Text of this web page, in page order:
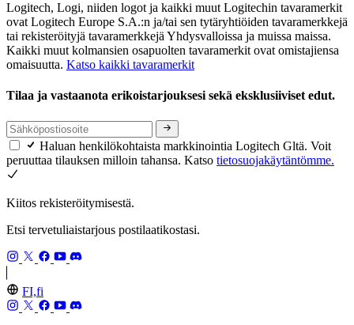
Logitech, Logi, niiden logot ja kaikki muut Logitechin tavaramerkit
ovat Logitech Europe S.A.:n ja/tai sen tytäryhtiöiden tavaramerkkejä
tai rekisteröityjä tavaramerkkejä Yhdysvalloissa ja muissa maissa.
Kaikki muut kolmansien osapuolten tavaramerkit ovat omistajiensa
omaisuutta. Katso kaikki tavaramerkit
Tilaa ja vastaanota erikoistarjouksesi sekä eksklusiiviset edut.
Haluan henkilökohtaista markkinointia Logitech Gltä. Voit
peruuttaa tilauksen milloin tahansa. Katso tietosuojakäytäntömme.
Kiitos rekisteröitymisestä.
Etsi tervetuliaistarjous postilaatikostasi.
FI,fi